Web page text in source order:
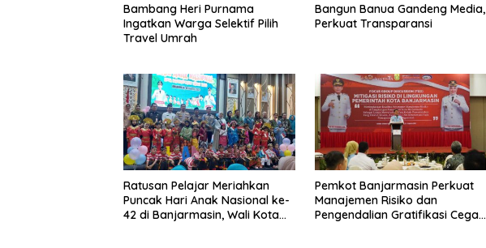
Bambang Heri Purnama
Ingatkan Warga Selektif Pilih
Travel Umrah
Bangun Banua Gandeng Media,
Perkuat Transparansi
Ratusan Pelajar Meriahkan
Puncak Hari Anak Nasional ke-
42 di Banjarmasin, Wali Kota
Pemkot Banjarmasin Perkuat
Manajemen Risiko dan
Pengendalian Gratifikasi Cegah